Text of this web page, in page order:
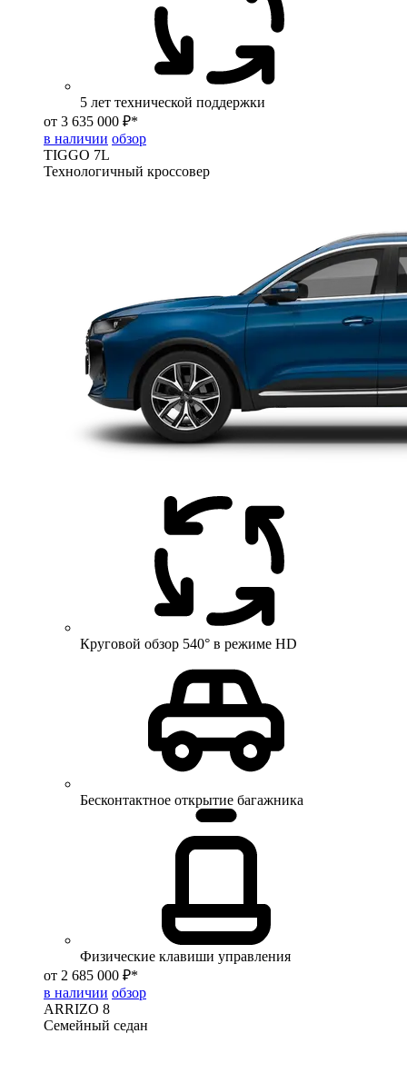
5 лет технической поддержки
от 3 635 000 ₽*
в наличии обзор
TIGGO 7L
Технологичный кроссовер
Круговой обзор 540° в режиме HD
Бесконтактное открытие багажника
Физические клавиши управления
от 2 685 000 ₽*
в наличии обзор
ARRIZO 8
Семейный седан